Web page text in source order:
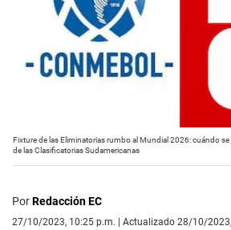
Fixture de las Eliminatorias rumbo al Mundial 2026: cuándo
de las Clasificatorias Sudamericanas
PorRedacción EC
27/10/2023, 10:25 p.m. | Actualizado 28/10/